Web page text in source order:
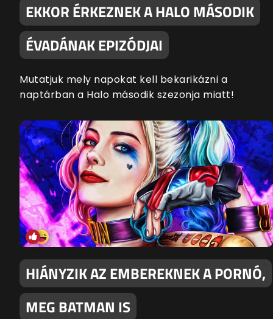
EKKOR ÉRKEZNEK A HALO MÁSODIK
ÉVADÁNAK EPIZÓDJAI
Mutatjuk mely napokat kell bekarikázni a
naptárban a Halo második szezonja miatt!
HIÁNYZIK AZ EMBEREKNEK A PORNÓ,
MEG BATMAN IS